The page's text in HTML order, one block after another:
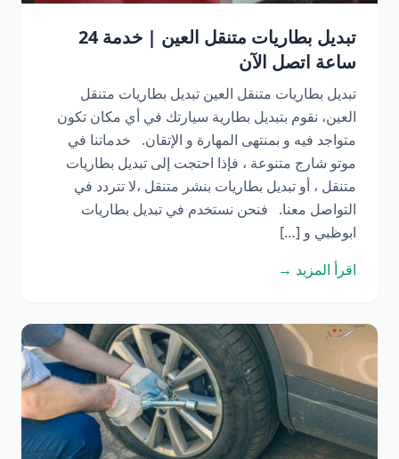
تبديل بطاريات متنقل العين | خدمة 24
ساعة اتصل الآن
تبديل بطاريات متنقل العين تبديل بطاريات متنقل
العين، نقوم بتبديل بطارية سيارتك في أي مكان تكون
متواجد فيه و بمنتهى المهارة و الإتقان. خدماتنا في
موتو شارج متنوعة ، فإذا احتجت إلى تبديل بطاريات
متنقل ، أو تبديل بطاريات بنشر متنقل ،لا تتردد في
التواصل معنا. فنحن نستخدم في تبديل بطاريات
ابوظبي و […]
اقرأ المزيد →